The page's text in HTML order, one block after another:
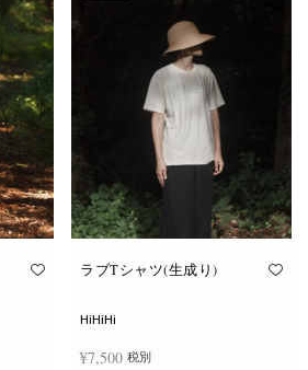
は
複
数
の
バ
エ
ョ
ま
オ
ラブTシャツ(生成り)
HiHiHi
¥7,500 税別